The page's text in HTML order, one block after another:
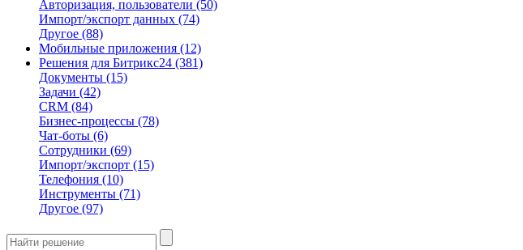
Авторизация, пользователи (50)
Импорт/экспорт данных (74)
Другое (88)
Мобильные приложения (12)
Решения для Битрикс24 (381)
Документы (15)
Задачи (42)
CRM (84)
Бизнес-процессы (78)
Чат-боты (6)
Сотрудники (69)
Импорт/экспорт (15)
Телефония (10)
Инструменты (71)
Другое (97)